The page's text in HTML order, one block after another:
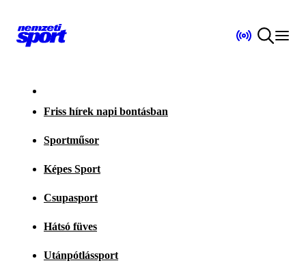
Friss hírek napi bontásban
Sportműsor
Képes Sport
Csupasport
Hátsó füves
Utánpótlássport